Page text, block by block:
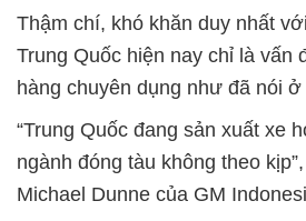
Thậm chí, khó khăn duy nhất
Trung Quốc hiện nay chỉ là vấn
hàng chuyên dụng như đã nói ở
“Trung Quốc đang sản xuất xe
ngành đóng tàu không theo
Michael Dunne của GM